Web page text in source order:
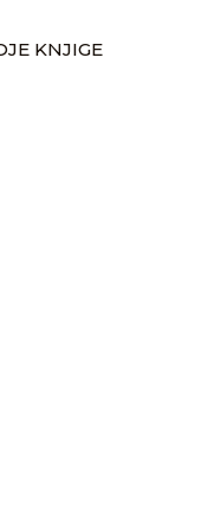
KNJIGE